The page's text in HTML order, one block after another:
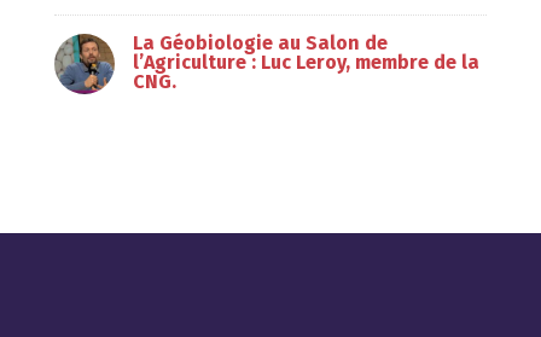
La Géobiologie au Salon de
l’Agriculture : Luc Leroy, membre de la
CNG.